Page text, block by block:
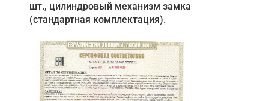
шт., цилиндровый механизм замка
(стандартная комплектация).